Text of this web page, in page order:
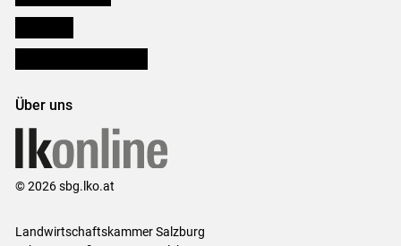
Über uns
© 2026 sbg.lko.at
Landwirtschaftskammer Salzburg